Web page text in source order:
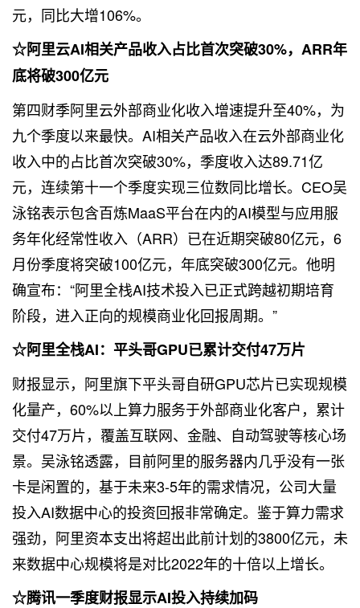
元，同比大增106%。
☆阿里云AI相关产品收入占比首次突破30%，ARR年
底将破300亿元
第四财季阿里云外部商业化收入增速提升至40%，为
九个季度以来最快。AI相关产品收入在云外部商业化
收入中的占比首次突破30%，季度收入达89.71亿
元，连续第十一个季度实现三位数同比增长。CEO吴
泳铭表示包含百炼MaaS平台在内的AI模型与应用服
务年化经常性收入（ARR）已在近期突破80亿元，6
月份季度将突破100亿元，年底突破300亿元。他明
确宣布：“阿里全栈AI技术投入已正式跨越初期培育
阶段，进入正向的规模商业化回报周期。”
☆阿里全栈AI：平头哥GPU已累计交付47万片
财报显示，阿里旗下平头哥自研GPU芯片已实现规模
化量产，60%以上算力服务于外部商业化客户，累计
交付47万片，覆盖互联网、金融、自动驾驶等核心场
景。吴泳铭透露，目前阿里的服务器内几乎没有一张
卡是闲置的，基于未来3-5年的需求情况，公司大量
投入AI数据中心的投资回报非常确定。鉴于算力需求
强劲，阿里资本支出将超出此前计划的3800亿元，未
来数据中心规模将是对比2022年的十倍以上增长。
☆腾讯一季度财报显示AI投入持续加码